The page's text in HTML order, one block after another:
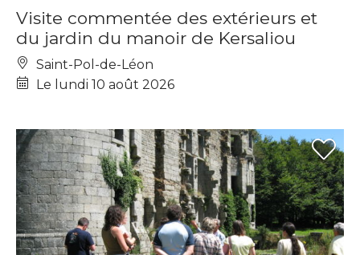
Visite commentée des extérieurs et
du jardin du manoir de Kersaliou
Saint-Pol-de-Léon
Le lundi 10 août 2026